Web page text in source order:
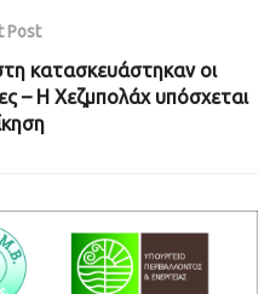
Post
κατασκευάστηκαν οι
– Η Χεζμπολάχ υπόσχεται